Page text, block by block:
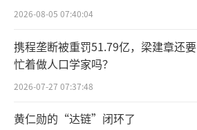
2026-08-05 07:40:04
携程垄断被重罚51.79亿，梁建章还要
忙着做人口学家吗？
2026-07-27 07:37:48
黄仁勋的“达链”闭环了